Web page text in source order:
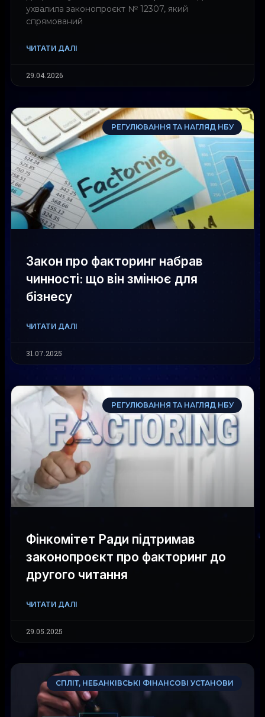
ухвалила законопроєкт № 12307, який
спрямований
ЧИТАТИ ДАЛІ
29.04.2026
РЕГУЛЮВАННЯ ТА НАГЛЯД НБУ
Закон про факторинг набрав
чинності: що він змінює для
бізнесу
ЧИТАТИ ДАЛІ
31.07.2025
РЕГУЛЮВАННЯ ТА НАГЛЯД НБУ
Фінкомітет Ради підтримав
законопроєкт про факторинг до
другого читання
ЧИТАТИ ДАЛІ
29.05.2025
СПЛІТ, НЕБАНКІВСЬКІ ФІНАНСОВІ УСТАНОВИ